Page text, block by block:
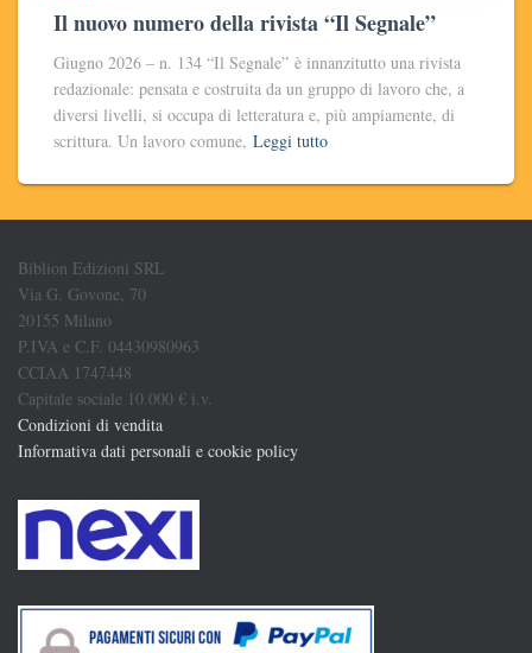
Il nuovo numero della rivista “Il Segnale”
Giugno 2026 – n. 134 “Il Segnale” è innanzitutto una rivista
redazionale: pensata e costruita da un gruppo di lavoro che, a
diversi livelli, si occupa di letteratura e, più ampiamente, di
scrittura. Un lavoro comune, Leggi tutto
Biblion Edizioni SRL
Via G. Govone, 70
20155 Milano
P.IVA e C.F. 04430980963
CCIAA 1747448
Capitale sociale 10.000 € i.v.
Condizioni di vendita
Informativa dati personali e cookie policy